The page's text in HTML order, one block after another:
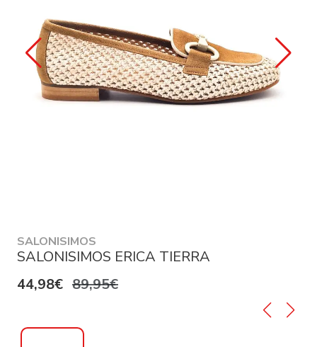
SALONISIMOS
SALONISIMOS ERICA TIERRA
44,98€ 89,95€